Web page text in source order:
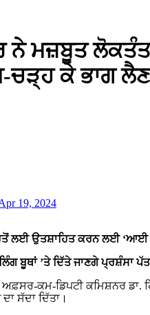
ਨੇ ਮਜ਼ਬੂਤ
ਕੇ ਭਾਗ ਲੈਣ
19, 2024
ਲਈ ਉਤਸ਼ਾਹਿਤ ਕਰਨ ਲਈ
ਬੂਥਾਂ ’ਤੇ ਦਿੱਤੇ ਜਾਣਗੇ ਪ੍ਰਸ਼ੰਸਾ
ਅਫ਼ਸਰ-ਕਮ-ਡਿਪਟੀ ਕਮਿਸ਼ਨਰ
ਸੱਦਾ ਦਿੱਤਾ।